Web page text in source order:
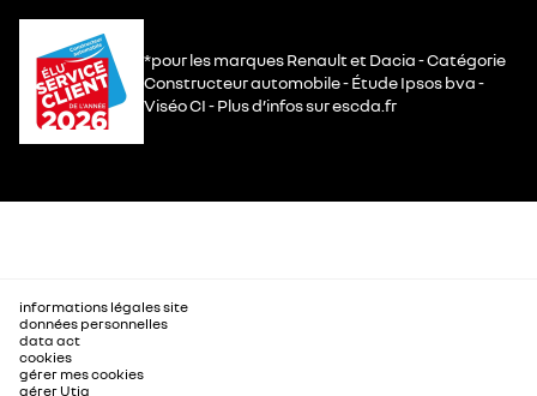
*pour les marques Renault et Dacia - Catégorie
Constructeur automobile - Étude Ipsos bva -
Viséo CI - Plus d’infos sur escda.fr
informations légales site
données personnelles
data act
cookies
gérer mes cookies
gérer Utiq